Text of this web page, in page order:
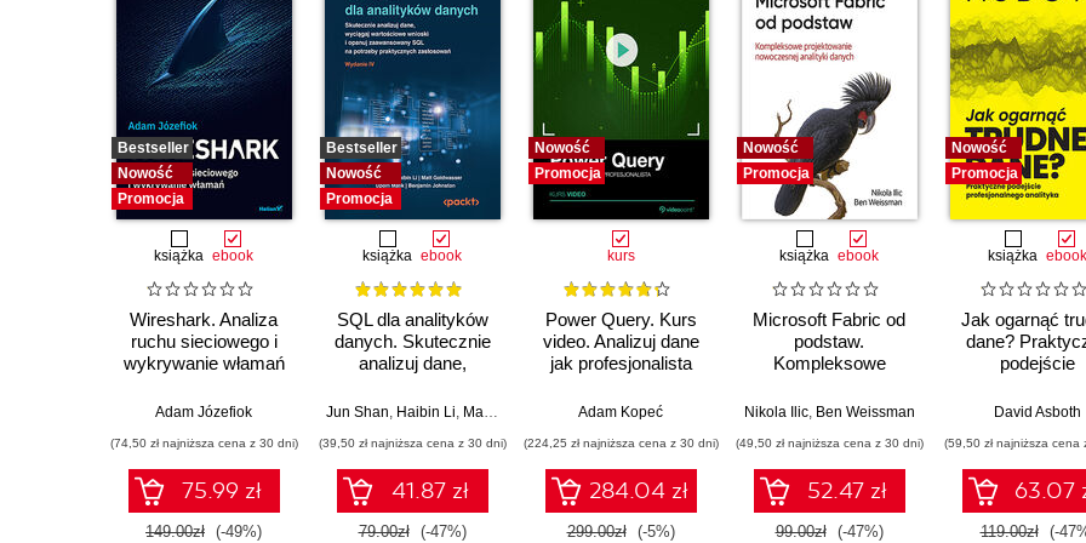
Bestseller
Nowość
Promocja
książka ebook
Wireshark. Analiza
ruchu sieciowego i
wykrywanie włamań
Adam Józefiok
(74,50 zł najniższa cena z 30 dni)
75.99 zł
149.00zł (-49%)
Bestseller
Nowość
Promocja
książka ebook
SQL dla analityków
danych. Skutecznie
analizuj dane,
wartościowe wnioski i
zaawansowany SQL
na potrzeby
praktycznych
zastosowań.
Wydanie IV
Jun Shan, Haibin Li, Matt Goldwasser ,Upom Malik, Benjamin Johnston
(39,50 zł najniższa cena z 30 dni)
41.87 zł
79.00zł (-47%)
Nowość
Promocja
kurs
Power Query. Kurs
video. Analizuj dane
jak profesjonalista
Adam Kopeć
(224,25 zł najniższa cena z 30 dni)
284.04 zł
299.00zł (-5%)
Nowość
Promocja
książka ebook
Microsoft Fabric od
podstaw.
Kompleksowe
nowoczesnej
Nikola Ilic, Ben Weissman
(49,50 zł najniższa cena z 30 dni)
52.47 zł
99.00zł (-47%)
Nowość
Promocja
książka ebook
Jak ogarnąć
dane?
podejście
analityka
David Asboth
(59,50 zł najniższa cena
63.07
119.00zł (-